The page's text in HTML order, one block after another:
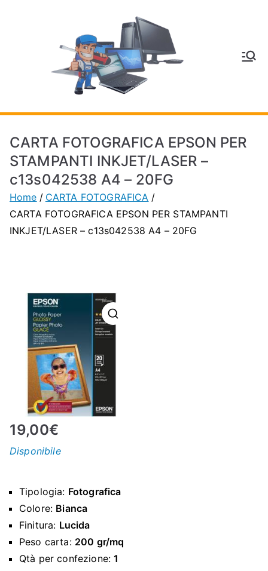
V
C
Inform
Telefo
Vignol
CARTA FOTOGRAFICA EPSON PER
STAMPANTI INKJET/LASER –
c13s042538 A4 – 20FG
Home
CARTA FOTOGRAFICA
CARTA FOTOGRAFICA EPSON PER STAMPANTI
INKJET/LASER – c13s042538 A4 – 20FG
19,00€
Tipologia: Fotografica
Colore: Bianca
Finitura: Lucida
Peso carta: 200 gr/mq
Qtà per confezione:1
Disponibile